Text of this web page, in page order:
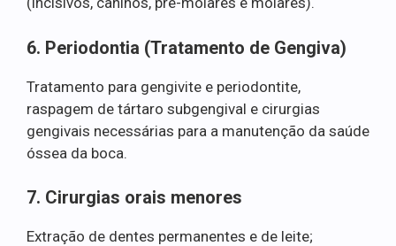
6. Periodontia (Tratamento de Gengiva)
Tratamento para gengivite e periodontite,
raspagem de tártaro subgengival e cirurgias
gengivais necessárias para a manutenção da saúde
óssea da boca.
7. Cirurgias orais menores
Extração de dentes permanentes e de leite;